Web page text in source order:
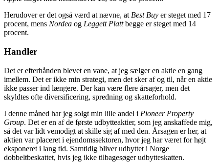
Herudover er det også værd at nævne, at Best Buy er steget med 17
procent, mens Nordea og Leggett Plattbegge er steget med 14
procent.
Handler
Det er efterhånden blevet en vane, at jeg sælger en aktie en gang
imellem. Det er ikke min strategi, men det sker af og til, når en aktie
ikke passer ind længere. Der kan være flere årsager, men det
skyldtes ofte diversificering, spredning og skatteforhold.
I denne måned har jeg solgt min lille andel i Pioneer Property
Group. Det er en af de første udbytteaktier, som jeg anskaffede mig,
så det var lidt vemodigt at skille sig af med den. Årsagen er her, at
aktien var placeret i ejendomssektoren, hvor jeg har været for højt
eksponeret i lang tid. Samtidig bliver udbyttet i Norge
dobbeltbeskattet, hvis jeg ikke tilbagesøger udbytteskatten.